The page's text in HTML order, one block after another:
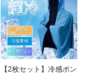
【2枚セット】冷感ポン